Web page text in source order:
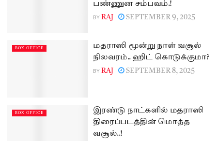
பண்ணுன சம்பவம்.!
BY RAJ SEPTEMBER 9, 2025
BOX OFFICE
மதராஸி மூன்று நாள் வசூல்
நிலவரம்.. ஹிட் கொடுக்குமா?
BY RAJ SEPTEMBER 8, 2025
BOX OFFICE
இரண்டு நாட்களில் மதராஸி
திரைப்படத்தின் மொத்த
வசூல்..!